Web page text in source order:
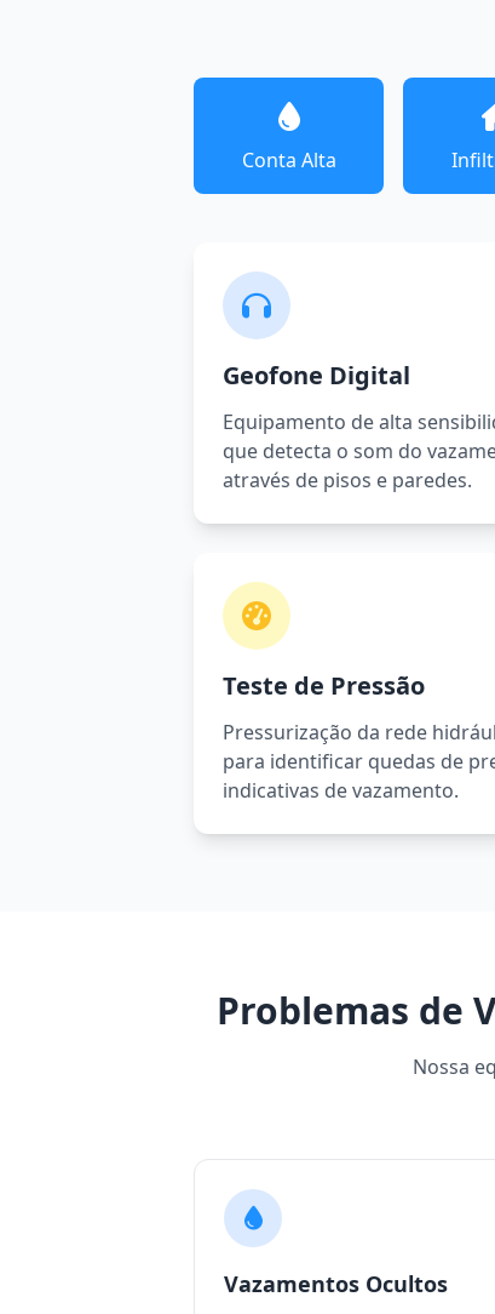
Conta Alta
Geofone Digital
Equipamento de alta
que detecta o som do
através de pisos e paredes.
Teste de Pressão
Pressurização da rede
para identificar quedas de
indicativas de vazamento.
Problemas de
Nossa
Vazamentos Ocultos